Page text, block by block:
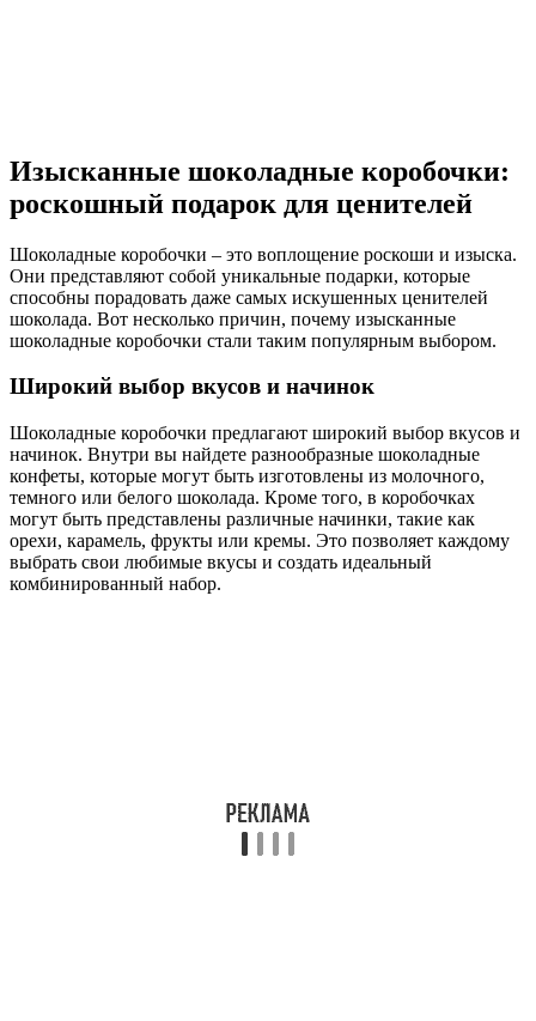
Изысканные шоколадные коробочки:
роскошный подарок для ценителей
Шоколадные коробочки – это воплощение роскоши и изыска.
Они представляют собой уникальные подарки, которые
способны порадовать даже самых искушенных ценителей
шоколада. Вот несколько причин, почему изысканные
шоколадные коробочки стали таким популярным выбором.
Широкий выбор вкусов и начинок
Шоколадные коробочки предлагают широкий выбор вкусов и
начинок. Внутри вы найдете разнообразные шоколадные
конфеты, которые могут быть изготовлены из молочного,
темного или белого шоколада. Кроме того, в коробочках
могут быть представлены различные начинки, такие как
орехи, карамель, фрукты или кремы. Это позволяет каждому
выбрать свои любимые вкусы и создать идеальный
комбинированный набор.